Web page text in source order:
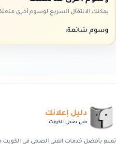
يمكنك الانتقال السريع لوسوم أخرى
وسوم شائعة:
دليل إعلانك
فني صحي الكويت
تمتع بأفضل خدمات الفني الصحي في الكويت